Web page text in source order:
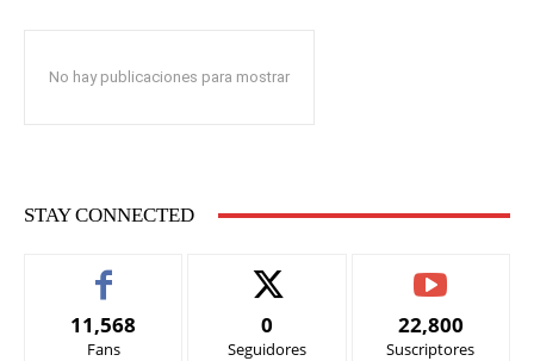
No hay publicaciones para mostrar
STAY CONNECTED
11,568
Fans
0
Seguidores
22,800
Suscriptores